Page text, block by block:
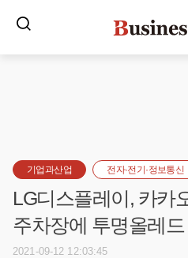
기업과산업 전자·전기·정보통신
LG디스플레이, 카카
주차장에 투명올레
2021-09-12 12:03:45